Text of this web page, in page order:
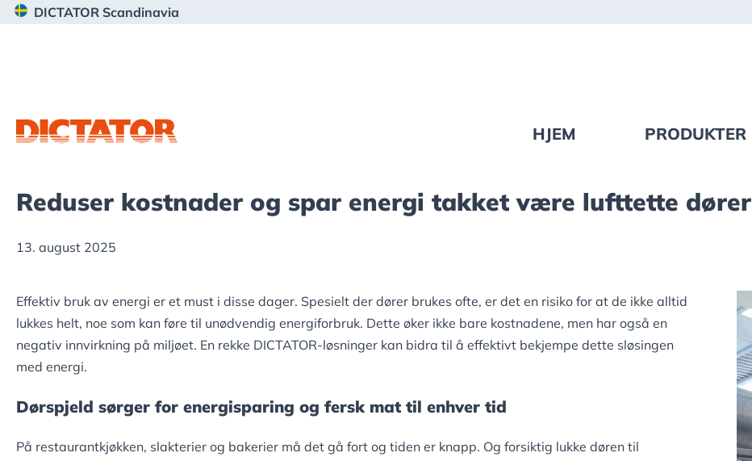
Hopp
Hopp
HoppDICTATOR Scandinavia
HJEM PRODUKTER
Reduser kostnader og spar energi takket være lufttette dører
13. august 2025
Effektiv bruk av energi er et must i disse dager. Spesielt der dører brukes ofte, er det en risiko for at de ikke alltid
lukkes helt, noe som kan føre til unødvendig energiforbruk. Dette øker ikke bare kostnadene, men har også en
negativ innvirkning på miljøet. En rekke DICTATOR-løsninger kan bidra til å effektivt bekjempe dette sløsingen
med energi.
Dørspjeld sørger for energisparing og fersk mat til enhver tid
På restaurantkjøkken, slakterier og bakerier må det gå fort og tiden er knapp. Og forsiktig lukke døren til